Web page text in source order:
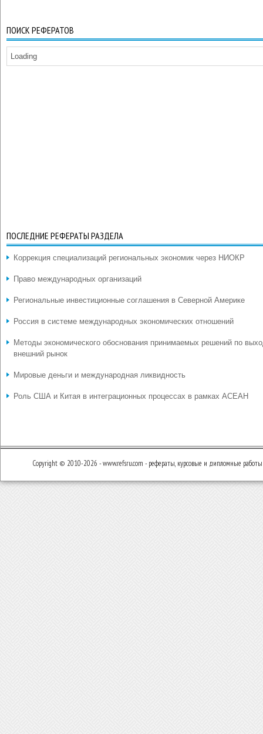
ПОИСК РЕФЕРАТОВ
Loading
ПОСЛЕДНИЕ РЕФЕРАТЫ РАЗДЕЛА
Коррекция специализаций региональных экономик через НИОКР
Право международных организаций
Региональные инвестиционные соглашения в Северной Америке
Россия в системе международных экономических отношений
Методы экономического обоснования принимаемых решений по
внешний рынок
Мировые деньги и международная ликвидность
Роль США и Китая в интеграционных процессах в рамках АСЕАН
Copyright © 2010-2026 - www.refsru.com - рефераты, курсовые и дипломные работы